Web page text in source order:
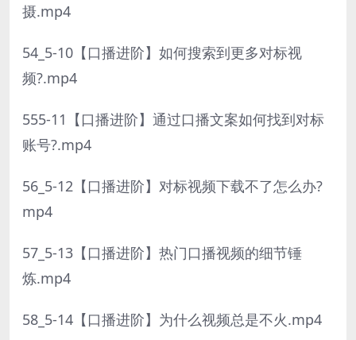
摄.mp4
54_5-10【口播进阶】如何搜索到更多对标视
频?.mp4
555-11【口播进阶】通过口播文案如何找到对标
账号?.mp4
56_5-12【口播进阶】对标视频下载不了怎么办?
mp4
57_5-13【口播进阶】热门口播视频的细节锤
炼.mp4
58_5-14【口播进阶】为什么视频总是不火.mp4